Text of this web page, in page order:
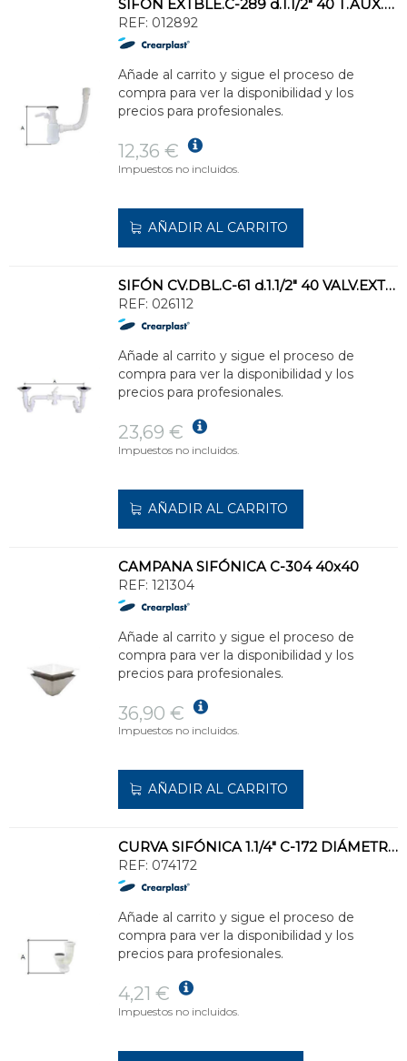
SIFÓN EXTBLE.C-289 d.1.1/2" 40 T.AUX.ALARG.FLEX.
REF: 012892
Añade al carrito y sigue el proceso de
compra para ver la disponibilidad y los
precios para profesionales.
12,36 €
Impuestos no incluidos.
AÑADIR AL CARRITO
SIFÓN CV.DBL.C-61 d.1.1/2" 40 VALV.EXTBLE.115mm ORIENTABLES T.ELECTDOM.
REF: 026112
Añade al carrito y sigue el proceso de
compra para ver la disponibilidad y los
precios para profesionales.
23,69 €
Impuestos no incluidos.
AÑADIR AL CARRITO
CAMPANA SIFÓNICA C-304 40x40
REF: 121304
Añade al carrito y sigue el proceso de
compra para ver la disponibilidad y los
precios para profesionales.
36,90 €
Impuestos no incluidos.
AÑADIR AL CARRITO
CURVA SIFÓNICA 1.1/4" C-172 DIÁMETRO 32
REF: 074172
Añade al carrito y sigue el proceso de
compra para ver la disponibilidad y los
precios para profesionales.
4,21 €
Impuestos no incluidos.